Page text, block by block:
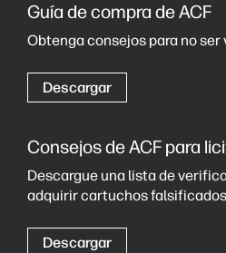
Guía de compra de ACF
Obtenga consejos para no
Descargar
Consejos de ACF para
Descargue una lista de
adquirir cartuchos
Descargar